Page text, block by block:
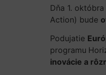
Dňa 1.
Action) bude
Podujatie
programu
inovácie a